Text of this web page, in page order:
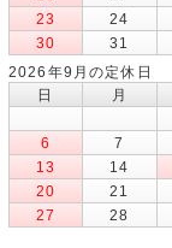
23
24
30
31
2026年9月の定休日
日
月
6
7
13
14
20
21
27
28